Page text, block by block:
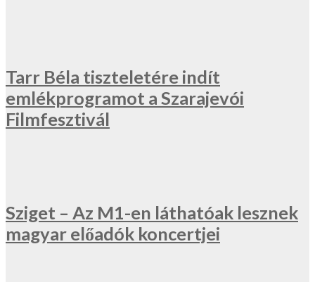
Tarr Béla tiszteletére indít
emlékprogramot a Szarajevói
Filmfesztivál
Sziget – Az M1-en láthatóak lesznek
magyar előadók koncertjei